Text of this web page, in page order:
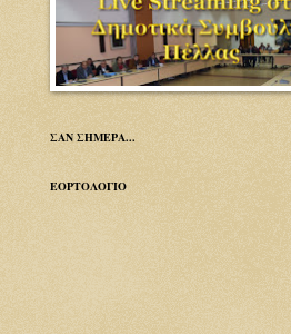
ΣΑΝ ΣΗΜΕΡΑ...
ΕΟΡΤΟΛΟΓΙΟ